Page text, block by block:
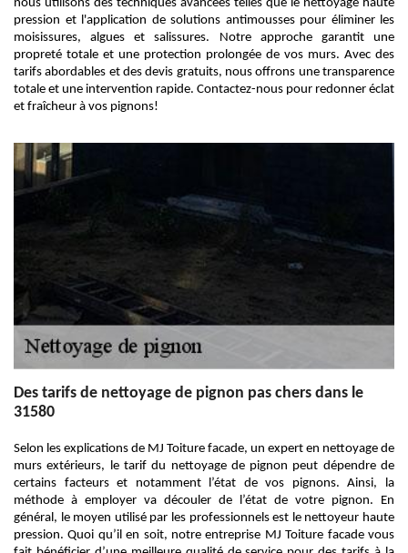
nous utilisons des techniques avancées telles que le nettoyage haute
pression et l'application de solutions antimousses pour éliminer les
moisissures, algues et salissures. Notre approche garantit une
propreté totale et une protection prolongée de vos murs. Avec des
tarifs abordables et des devis gratuits, nous offrons une transparence
totale et une intervention rapide. Contactez-nous pour redonner éclat
et fraîcheur à vos pignons!
Des tarifs de nettoyage de pignon pas chers dans le
31580
Selon les explications de MJ Toiture facade, un expert en nettoyage de
murs extérieurs, le tarif du nettoyage de pignon peut dépendre de
certains facteurs et notamment l’état de vos pignons. Ainsi, la
méthode à employer va découler de l’état de votre pignon. En
général, le moyen utilisé par les professionnels est le nettoyeur haute
pression. Quoi qu’il en soit, notre entreprise MJ Toiture facade vous